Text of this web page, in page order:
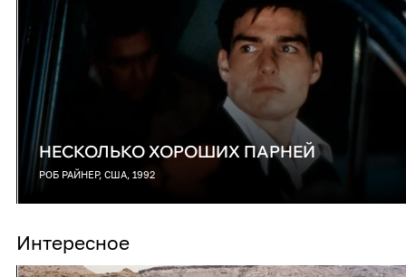
НЕСКОЛЬКО ХОРОШИХ ПАРНЕЙ
РОБ РАЙНЕР, США, 1992
Интересное